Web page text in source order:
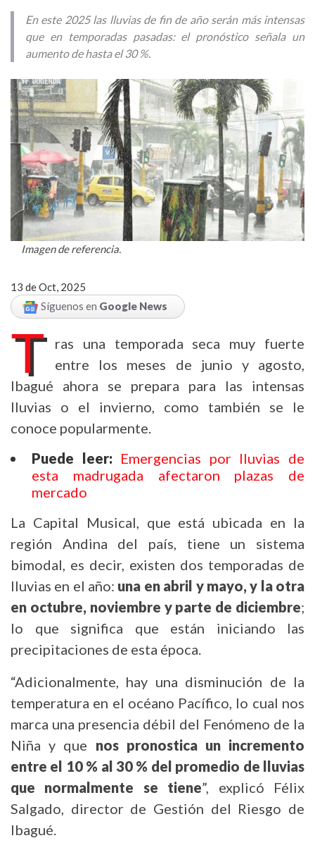
En este 2025 las lluvias de fin de año serán más intensas
que en temporadas pasadas: el pronóstico señala un
aumento de hasta el 30 %.
Imagen de referencia.
13 de Oct, 2025
Síguenos en Google News
T
ras una temporada seca muy fuerte
entre los meses de junio y agosto,
Ibagué ahora se prepara para las intensas
lluvias o el invierno, como también se le
conoce popularmente.
Puede leer: Emergencias por lluvias de
esta madrugada afectaron plazas de
mercado
La Capital Musical, que está ubicada en la
región Andina del país, tiene un sistema
bimodal, es decir, existen dos temporadas de
lluvias en el año: una en abril y mayo, y la otra
en octubre, noviembre y parte de diciembre;
lo que significa que están iniciando las
precipitaciones de esta época.
“Adicionalmente, hay una disminución de la
temperatura en el océano Pacífico, lo cual nos
marca una presencia débil del Fenómeno de la
Niña y que nos pronostica un incremento
entre el 10 % al 30 % del promedio de lluvias
que normalmente se tiene”, explicó Félix
Salgado, director de Gestión del Riesgo de
Ibagué.